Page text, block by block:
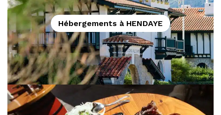
Hébergements à HENDAYE